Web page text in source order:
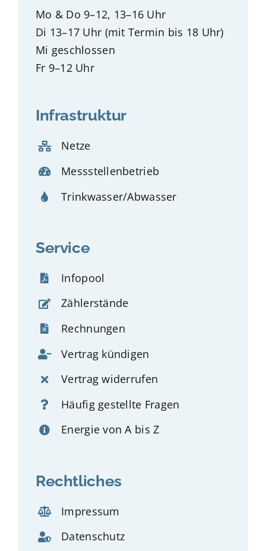
Mo & Do 9–12, 13–16 Uhr
Di 13–17 Uhr (mit Termin bis 18 Uhr)
Mi geschlossen
Fr 9–12 Uhr
Infrastruktur
Netze
Messstellenbetrieb
Trinkwasser/Abwasser
Service
Infopool
Zählerstände
Rechnungen
Vertrag kündigen
Vertrag widerrufen
Häufig gestellte Fragen
Energie von A bis Z
Rechtliches
Impressum
Datenschutz